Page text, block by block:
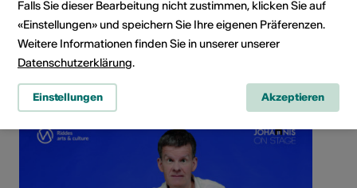
Rue de la Vouagère 2, 1908 Riddes
Route planen
ÖV Fahrplan
Falls Sie dieser Bearbeitung nicht zustimmen, klicken Sie auf
«Einstellungen» und speichern Sie Ihre eigenen Präferenzen.
Weitere Informationen finden Sie in unserer unserer
Datenschutzerklärung.
Einstellungen Akzeptieren